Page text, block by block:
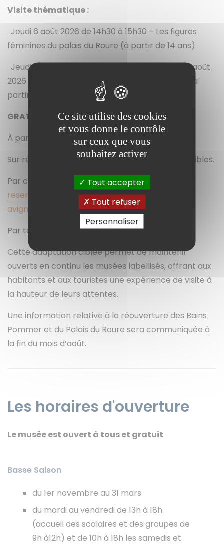
Visite thématique :
. Jeudi 6 août 2026 de 14h30 à 15h30 – Les figures
féminines du palais du Roure (à partir de 14 ans)
. Jeudi 13 août 2026 de 14h30 à 15h30 et jeudi 20 août
2026 de 14h30 à 15h30 – Le mobilier provençal (à
partir de 14 ans)
GRATUIT
À partir de 14 ans
Sur réservation, dans la limite des places disponibles.
Par courriel :
reservation.palaisduroure(arobase)mairie-
avignon(point)com
Par téléphone : 04 13 60 50 01
Cette adaptation ciblée permet de maintenir
ouverts en continu les musées labellisés, offrant aux
habitants et aux touristes une expérience de visite à
la hauteur de leurs attentes.
Une information relative à la réouverture des Bains
Pommer et du Palais du Roure sera communiquée à
la fin du mois d’août.
Les horaires d'ouverture
Le musée est ouvert à tous et gratuit
Basse Saison
du 1er novembre au 31 mars
du mardi au vendredi de 13h à 18h
(accueil des scolaires et des groupes de
9h à12h) et de 10h à 18h les samedis et
Ce site utilise des cookies
et vous donne le contrôle
sur ceux que vous
souhaitez activer
Tout accepter
Tout refuser
Personnaliser